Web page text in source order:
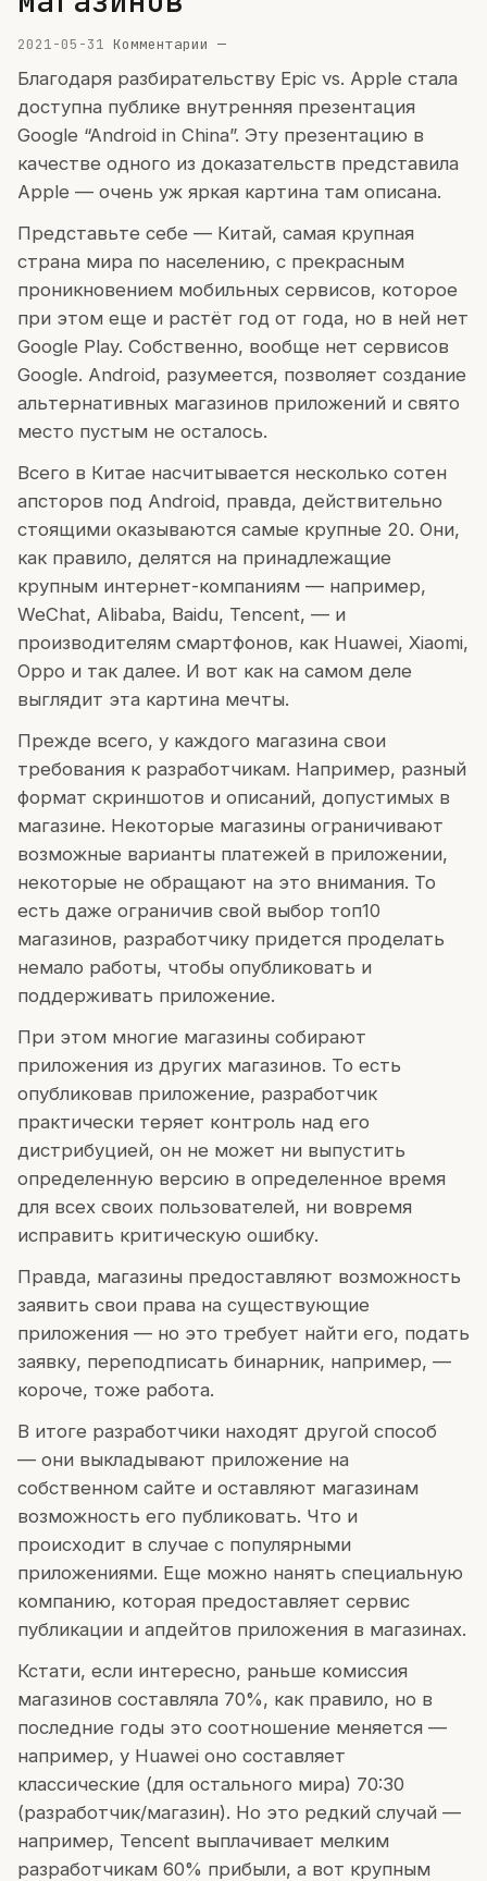
2021-05-31 Комментарии —
Благодаря разбирательству Epic vs. Apple стала
доступна публике внутренняя презентация
Google “Android in China”. Эту презентацию в
качестве одного из доказательств представила
Apple — очень уж яркая картина там описана.
Представьте себе — Китай, самая крупная
страна мира по населению, с прекрасным
проникновением мобильных сервисов, которое
при этом еще и растёт год от года, но в ней нет
Google Play. Собственно, вообще нет сервисов
Google. Android, разумеется, позволяет создание
альтернативных магазинов приложений и свято
место пустым не осталось.
Всего в Китае насчитывается несколько сотен
апсторов под Android, правда, действительно
стоящими оказываются самые крупные 20. Они,
как правило, делятся на принадлежащие
крупным интернет-компаниям — например,
WeChat, Alibaba, Baidu, Tencent, — и
производителям смартфонов, как Huawei, Xiaomi,
Oppo и так далее. И вот как на самом деле
выглядит эта картина мечты.
Прежде всего, у каждого магазина свои
требования к разработчикам. Например, разный
формат скриншотов и описаний, допустимых в
магазине. Некоторые магазины ограничивают
возможные варианты платежей в приложении,
некоторые не обращают на это внимания. То
есть даже ограничив свой выбор топ10
магазинов, разработчику придется проделать
немало работы, чтобы опубликовать и
поддерживать приложение.
При этом многие магазины собирают
приложения из других магазинов. То есть
опубликовав приложение, разработчик
практически теряет контроль над его
дистрибуцией, он не может ни выпустить
определенную версию в определенное время
для всех своих пользователей, ни вовремя
исправить критическую ошибку.
Правда, магазины предоставляют возможность
заявить свои права на существующие
приложения — но это требует найти его, подать
заявку, переподписать бинарник, например, —
короче, тоже работа.
В итоге разработчики находят другой способ
— они выкладывают приложение на
собственном сайте и оставляют магазинам
возможность его публиковать. Что и
происходит в случае с популярными
приложениями. Еще можно нанять специальную
компанию, которая предоставляет сервис
публикации и апдейтов приложения в магазинах.
Кстати, если интересно, раньше комиссия
магазинов составляла 70%, как правило, но в
последние годы это соотношение меняется —
например, у Huawei оно составляет
классические (для остального мира) 70:30
(разработчик/магазин). Но это редкий случай —
например, Tencent выплачивает мелким
разработчикам 60% прибыли, а вот крупным